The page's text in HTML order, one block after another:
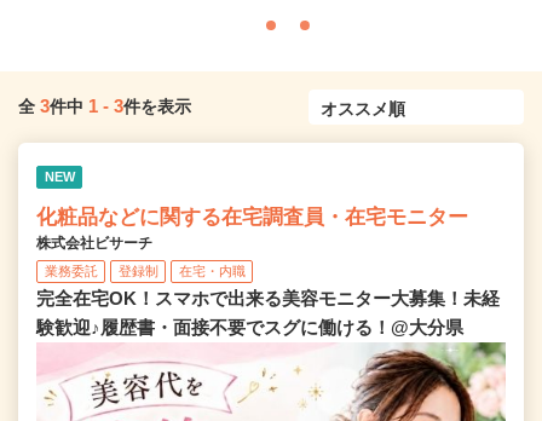
全 3件中 1 - 3件を表示
NEW
化粧品などに関する在宅調査員・在宅モニター
株式会社ビサーチ
業務委託 登録制 在宅・内職
完全在宅OK！スマホで出来る美容モニター大募集！未経
験歓迎♪履歴書・面接不要でスグに働ける！@大分県